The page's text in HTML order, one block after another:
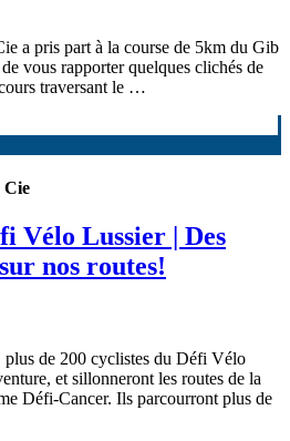
a pris part à la course de 5km du Gib
vous rapporter quelques clichés de
traversant le …
Cie
Vélo Lussier | Des
nos routes!
de 200 cyclistes du Défi Vélo
et sillonneront les routes de la
Défi-Cancer. Ils parcourront plus de